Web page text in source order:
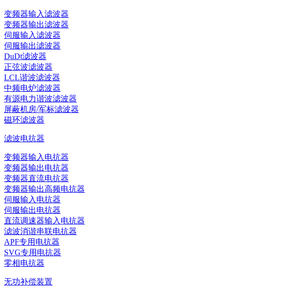
变频器输入滤波器
变频器输出滤波器
伺服输入滤波器
伺服输出滤波器
DuDt滤波器
正弦波滤波器
LCL谐波滤波器
中频电炉滤波器
有源电力谐波滤波器
屏蔽机房/军标滤波器
磁环滤波器
滤波电抗器
变频器输入电抗器
变频器输出电抗器
变频器直流电抗器
变频器输出高频电抗器
伺服输入电抗器
伺服输出电抗器
直流调速器输入电抗器
滤波消谐串联电抗器
APF专用电抗器
SVG专用电抗器
零相电抗器
无功补偿装置